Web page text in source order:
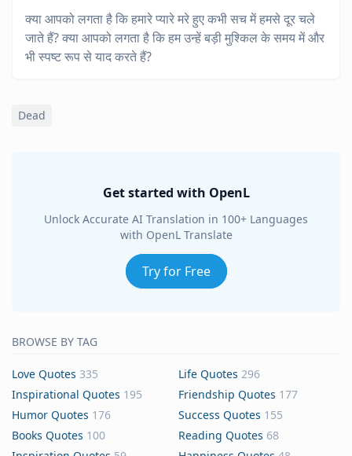
क्या आपको लगता है कि हमारे प्यारे मरे हुए कभी सच में हमसे दूर चले
जाते हैं? क्या आपको लगता है कि हम उन्हें बड़ी मुश्किल के समय में और
भी स्पष्ट रूप से याद करते हैं?
Dead
Get started with OpenL
Unlock Accurate AI Translation in 100+ Languages
with OpenL Translate
Try for Free
BROWSE BY TAG
Love Quotes 335 Life Quotes 296
Inspirational Quotes 195 Friendship Quotes 177
Humor Quotes 176 Success Quotes 155
Books Quotes 100 Reading Quotes 68